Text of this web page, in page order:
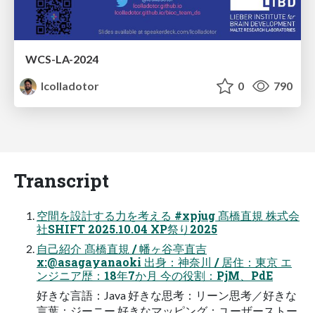
WCS-LA-2024
lcolladotor
0 790
Transcript
空間を設計する力を考える #xpjug 髙橋直規 株式会
社SHIFT 2025.10.04 XP祭り2025
自己紹介 髙橋直規 / 幡ヶ谷亭直吉
x:@asagayanaoki 出身：神奈川 / 居住：東京 エ
ンジニア歴：18年7か月 今の役割：PjM、PdE
好きな言語：Java 好きな思考：リーン思考／好きな
言葉：ジーニー 好きなマッピング：ユーザーストー